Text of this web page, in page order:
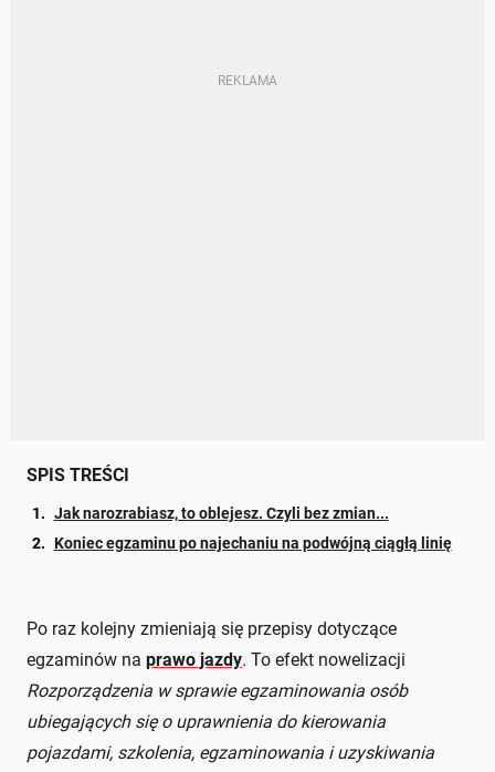
SPIS TREŚCI
Jak narozrabiasz, to oblejesz. Czyli bez zmian...
Koniec egzaminu po najechaniu na podwójną ciągłą linię
Po raz kolejny zmieniają się przepisy dotyczące
egzaminów na prawo jazdy. To efekt nowelizacji
Rozporządzenia w sprawie egzaminowania osób
ubiegających się o uprawnienia do kierowania
pojazdami, szkolenia, egzaminowania i uzyskiwania